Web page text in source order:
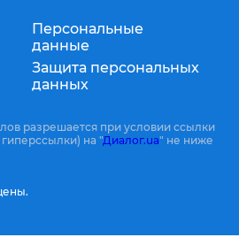
Персональные
данные
Защита персональных
данных
разрешается при условии ссылки
на "Диалог.ua" не ниже